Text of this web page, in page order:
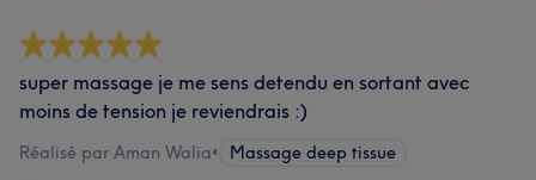
super massage je me sens detendu en sortant avec
moins de tension je reviendrais :)
Réalisé par Aman Walia• Massage deep tissue